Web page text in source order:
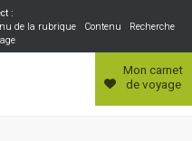
:
de la rubrique Contenu
Recherche
Mon carnet
de voyage